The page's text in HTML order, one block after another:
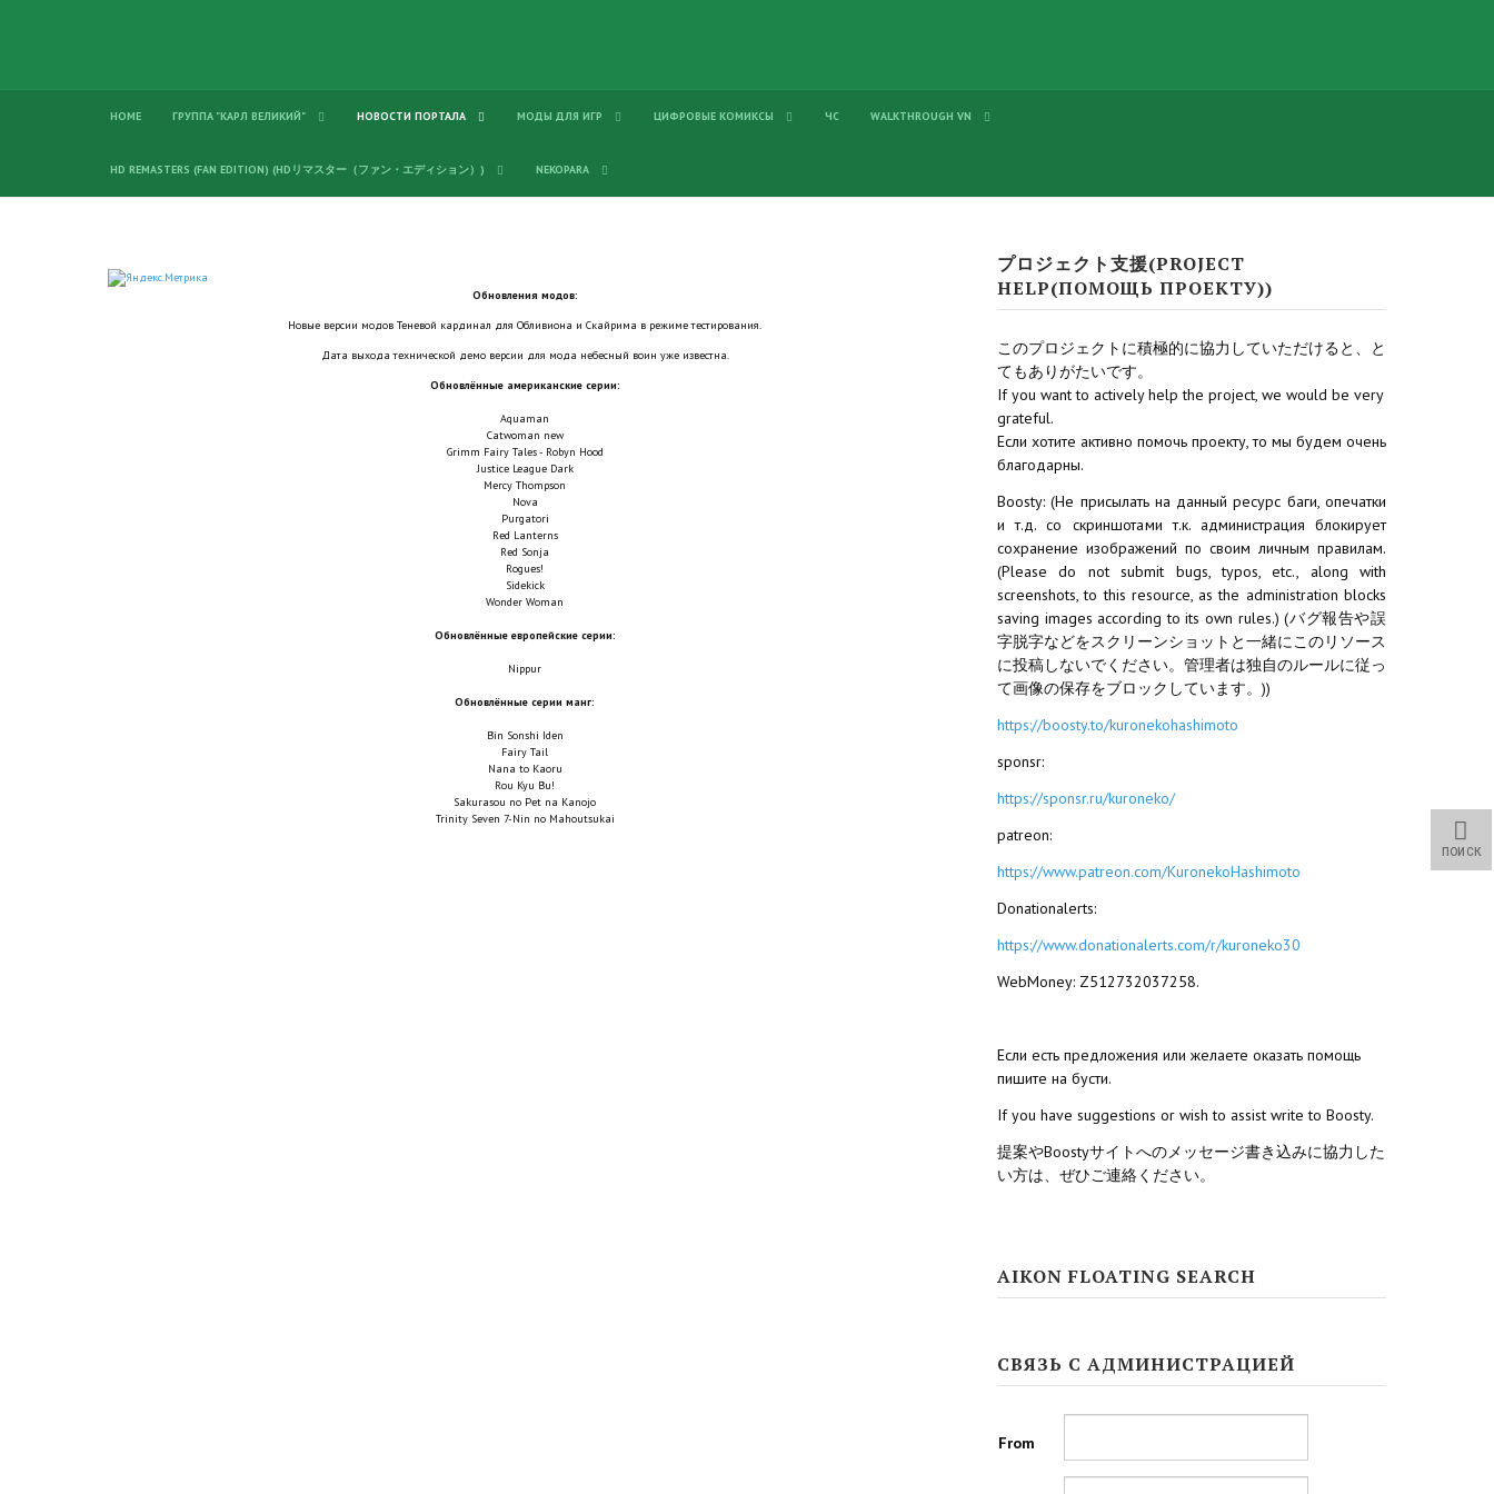
HOME ГРУППА "КАРЛ ВЕЛИКИЙ" НОВОСТИ ПОРТАЛА МОДЫ ДЛЯ ИГР ЦИФРОВЫЕ КОМИКСЫ ЧС WALKTHROUGH VN
HD REMASTERS (FAN EDITION) (HDリマスター（ファン・エディション）) NEKOPARA
Обновления модов:
Новые версии модов Теневой кардинал для Обливиона и Скайрима в режиме тестирования.
Дата выхода технической демо версии для мода небесный воин уже известна.
Обновлённые американские серии:
Aquaman
Catwoman new
Grimm Fairy Tales - Robyn Hood
Justice League Dark
Mercy Thompson
Nova
Purgatori
Red Lanterns
Red Sonja
Rogues!
Sidekick
Wonder Woman
Обновлённые европейские серии:
Nippur
Обновлённые серии манг:
Bin Sonshi Iden
Fairy Tail
Nana to Kaoru
Rou Kyu Bu!
Sakurasou no Pet na Kanojo
Trinity Seven 7-Nin no Mahoutsukai
プロジェクト支援(PROJECT
HELP(ПОМОЩЬ ПРОЕКТУ))
このプロジェクトに積極的に協力していただけると、と
てもありがたいです。
If you want to actively help the project, we would be very
grateful.
Если хотите активно помочь проекту, то мы будем очень
благодарны.
Boosty: (Не присылать на данный ресурс баги, опечатки
и т.д. со скриншотами т.к. администрация блокирует
сохранение изображений по своим личным правилам.
(Please do not submit bugs, typos, etc., along with
screenshots, to this resource, as the administration blocks
saving images according to its own rules.) (バグ報告や誤
字脱字などをスクリーンショットと一緒にこのリソース
に投稿しないでください。管理者は独自のルールに従っ
て画像の保存をブロックしています。))
https://boosty.to/kuronekohashimoto
sponsr:
https://sponsr.ru/kuroneko/
patreon:
https://www.patreon.com/KuronekoHashimoto
Donationalerts:
https://www.donationalerts.com/r/kuroneko30
WebMoney: Z512732037258.
Если есть предложения или желаете оказать помощь
пишите на бусти.
If you have suggestions or wish to assist write to Boosty.
提案やBoostyサイトへのメッセージ書き込みに協力した
い方は、ぜひご連絡ください。
AIKON FLOATING SEARCH
ПОИСК
СВЯЗЬ С АДМИНИСТРАЦИЕЙ
From